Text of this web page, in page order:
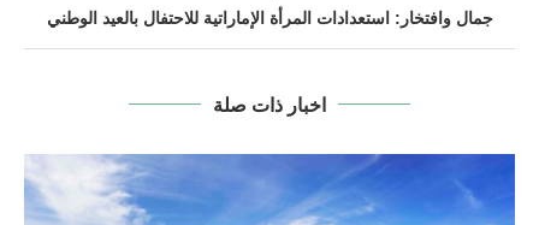
جمال وافتخار: استعدادات المرأة الإماراتية للاحتفال بالعيد الوطني
اخبار ذات صلة